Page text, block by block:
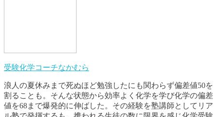
受験化学コーチなかむら
浪人の夏休みまで死ぬほど勉強したにも関わらず偏差値50を
割ることも。そんな状態から効率よく化学を学び化学の偏差
値を68まで爆発的に伸ばした。その経験を塾講師としてリア